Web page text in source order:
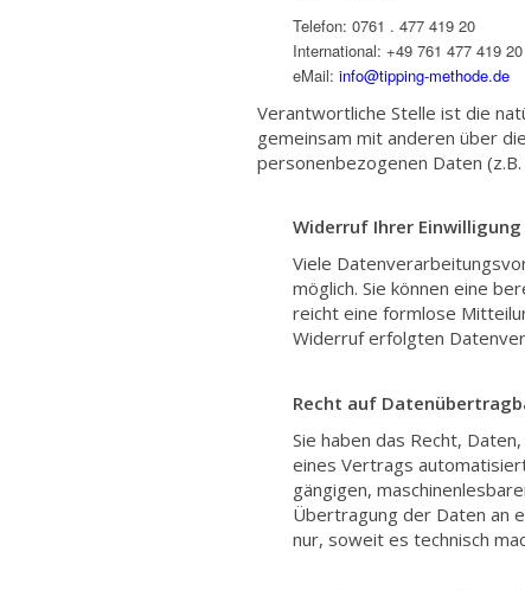
Telefon: 0761 . 477 419 20
International: +49 761 477 419 20
eMail: info@tipping-methode.de
Verantwortliche Stelle ist die
gemeinsam mit anderen über
personenbezogenen Daten
Widerruf Ihrer
Viele
möglich. Sie können eine
reicht eine formlose
Widerruf erfolgten
Recht auf
Sie haben das Recht,
eines Vertrags
gängigen,
Übertragung der Daten an
nur, soweit es technisch